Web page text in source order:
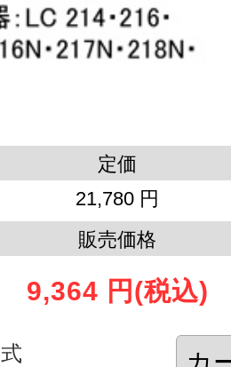
定価
21,780 円
販売価格
9,364 円 (税込)
式